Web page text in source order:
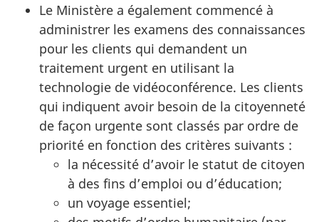
Le Ministère a également commencé à
administrer les examens des connaissances
pour les clients qui demandent un
traitement urgent en utilisant la
technologie de vidéoconférence. Les clients
qui indiquent avoir besoin de la citoyenneté
de façon urgente sont classés par ordre de
priorité en fonction des critères suivants :
la nécessité d’avoir le statut de citoyen
à des fins d’emploi ou d’éducation;
un voyage essentiel;